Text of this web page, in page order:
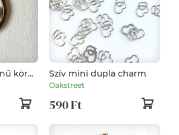
kör
Szív mini dupla charm
Oakstreet
590 Ft